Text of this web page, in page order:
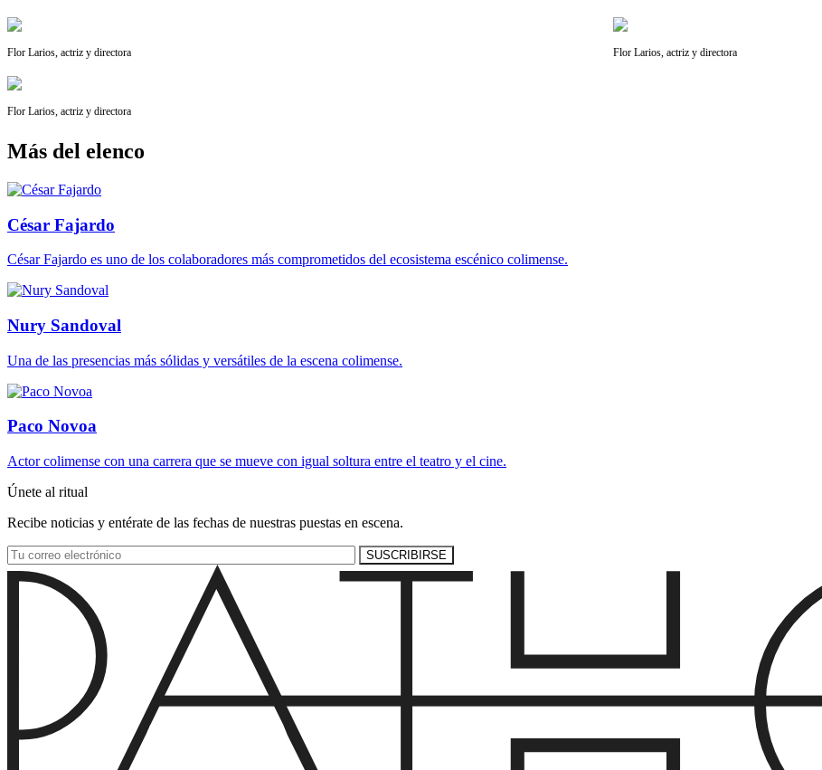
Flor Larios, actriz y directora Flor Larios, actriz y directora
Flor Larios, actriz y directora
Más del elenco
César Fajardo
César Fajardo es uno de los colaboradores más comprometidos del ecosistema escénico colimense.
Nury Sandoval
Una de las presencias más sólidas y versátiles de la escena colimense.
Paco Novoa
Actor colimense con una carrera que se mueve con igual soltura entre el teatro y el cine.
Únete al ritual
Recibe noticias y entérate de las fechas de nuestras puestas en escena.